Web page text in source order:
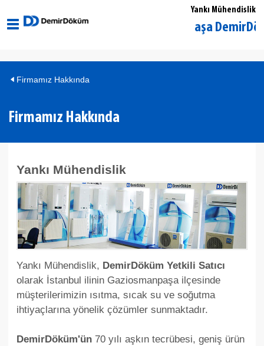
Yankı Mühendislik
İstanbul Gaziosmanpaşa DemirDöküm
Firmamız Hakkında
Firmamız Hakkında
Yankı Mühendislik
Yankı Mühendislik, DemirDöküm Yetkili Satıcı
olarak İstanbul ilinin Gaziosmanpaşa ilçesinde
müşterilerimizin ısıtma, sıcak su ve soğutma
ihtiyaçlarına yönelik çözümler sunmaktadır.
DemirDöküm'ün 70 yılı aşkın tecrübesi, geniş ürün